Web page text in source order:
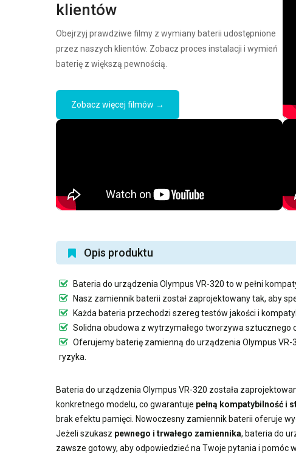
klientów
Obejrzyj prawdziwe filmy z wymiany baterii udostępnione
przez naszych klientów. Zobacz proces instalacji i wymień
baterię z większą pewnością.
Zobacz więcej filmów →
Opis produktu
Bateria do urządzenia Olympus VR-320 to w pełni
Nasz zamiennik baterii został zaprojektowany tak, aby
Każda bateria przechodzi szereg testów jakości i
Solidna obudowa z wytrzymałego tworzywa
Oferujemy baterię zamienną do urządzenia Olympus VR-
ryzyka.
Bateria do urządzenia Olympus VR-320 została
konkretnego modelu, co gwarantuje pełną kompatybilność i
brak efektu pamięci. Nowoczesny zamiennik baterii oferuje
Jeżeli szukasz pewnego i trwałego zamiennika, bateria do
zawsze gotowy, aby odpowiedzieć na Twoje pytania i pomóc